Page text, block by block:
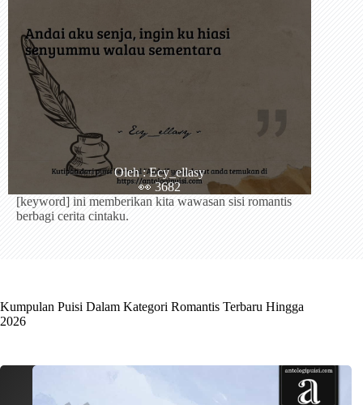
Oleh : Ecy_ellasy
👀 3682
[keyword] ini memberikan kita wawasan sisi romantis
berbagi cerita cintaku.
Kumpulan Puisi Dalam Kategori Romantis Terbaru Hingga
2026